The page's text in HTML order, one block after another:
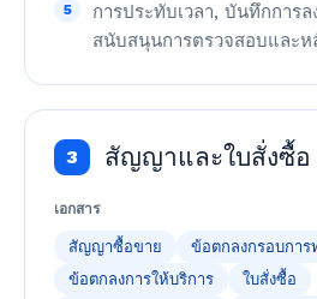
5
การประทับเวลา, บันทึกการ
สนับสนุนการตรวจสอบและ
3 สัญญาและใบสั่งซื้อ
เอกสาร
สัญญาซื้อขาย
ข้อตกลงกรอบการ
ข้อตกลงการให้บริการ
ใบสั่งซื้อ